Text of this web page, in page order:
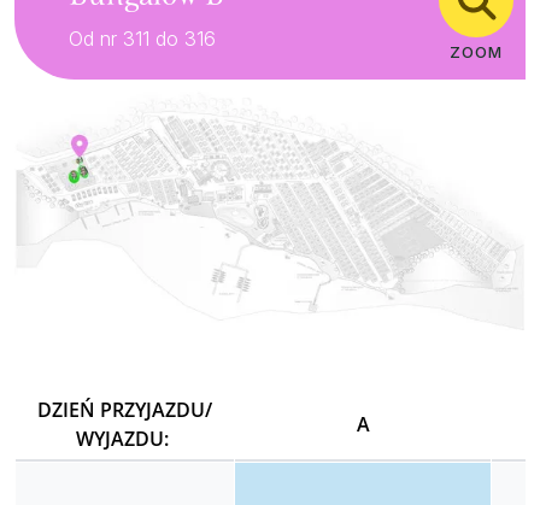
Od nr 311 do 316
ZOOM
DZIEŃ PRZYJAZDU/
WYJAZDU:
A